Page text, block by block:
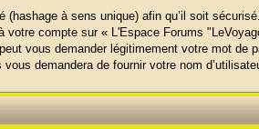
(hashage à sens unique) afin qu’il soit
votre compte sur « L'Espace Forums
vous demander légitimement votre mot
demandera de fournir votre nom